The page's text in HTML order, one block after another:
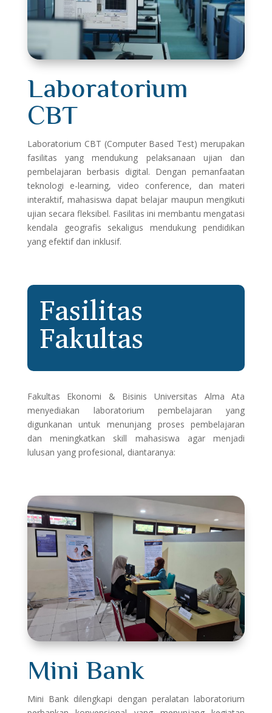
Laboratorium
CBT
Laboratorium CBT (Computer Based Test) merupakan
fasilitas yang mendukung pelaksanaan ujian dan
pembelajaran berbasis digital. Dengan pemanfaatan
teknologi e-learning, video conference, dan materi
interaktif, mahasiswa dapat belajar maupun mengikuti
ujian secara fleksibel. Fasilitas ini membantu mengatasi
kendala geografis sekaligus mendukung pendidikan
yang efektif dan inklusif.
Fasilitas
Fakultas
Fakultas Ekonomi & Bisinis Universitas Alma Ata
menyediakan laboratorium pembelajaran yang
digunkanan untuk menunjang proses pembelajaran
dan meningkatkan skill mahasiswa agar menjadi
lulusan yang profesional, diantaranya:
Mini Bank
Mini Bank dilengkapi dengan peralatan laboratorium